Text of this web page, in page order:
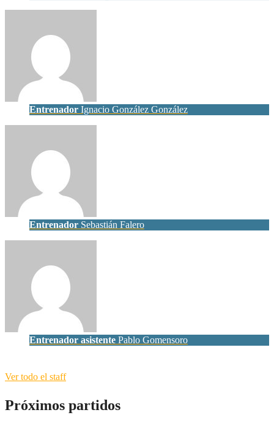
Entrenador Ignacio González González
Entrenador Sebastián Falero
Entrenador asistente Pablo Gomensoro
Ver todo el staff
Próximos partidos